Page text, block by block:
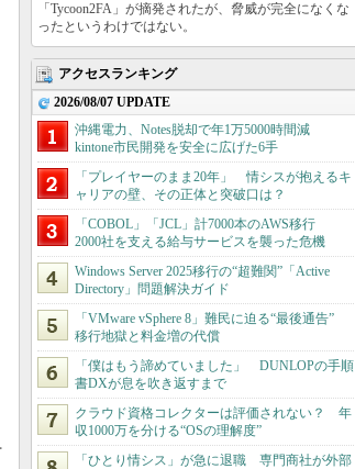
「Tycoon2FA」が摘発されたが、脅威が完全になくな
ったというわけではない。
アクセスランキング
2026/08/07 UPDATE
沖縄電力、Notes脱却で年1万5000時間減
kintone市民開発を安全に広げた6手
「プレイヤーのまま20年」 情シスが抱えるキ
ャリアの壁、その正体と突破口は？
「COBOL」「JCL」計7000本のAWS移行
2000社を支える給与サービスを襲った危機
Windows Server 2025移行の“超難関”「Active
Directory」問題解決ガイド
「VMware vSphere 8」難民に迫る“最後通告”
移行地獄と料金増の代償
「僕はもう諦めていました」 DUNLOPの手順
書DXが息を吹き返すまで
クラウド資格コレクターは評価されない？ 年
収1000万を分ける“OSの理解度”
「ひとり情シス」が急に退職 専門商社が外部